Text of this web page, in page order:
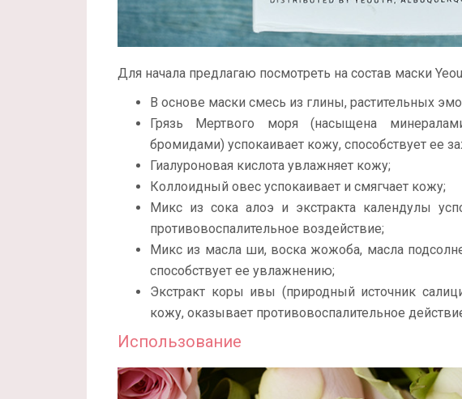
Для начала предлагаю посмотреть на состав маски
В основе маски смесь из глины, растительных
Грязь Мертвого моря (насыщена
бромидами) успокаивает кожу, способствует ее
Гиалуроновая кислота увлажняет кожу;
Коллоидный овес успокаивает и смягчает кожу;
Микс из сока алоэ и экстракта календулы
противовоспалительное воздействие;
Микс из масла ши, воска жожоба, масла
способствует ее увлажнению;
Экстракт коры ивы (природный источник
кожу, оказывает противовоспалительное
Использование